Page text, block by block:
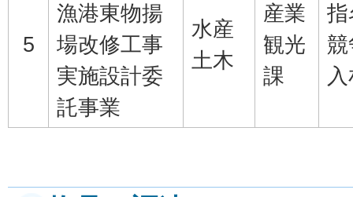
5
漁港東物揚
場改修工事
実施設計委
託事業
水産
土木
産業
観光
課
指